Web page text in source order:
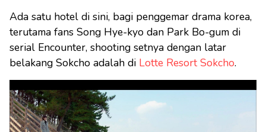
Ada satu hotel di sini, bagi penggemar drama korea,
terutama fans Song Hye-kyo dan Park Bo-gum di
serial Encounter, shooting setnya dengan latar
belakang Sokcho adalah di Lotte Resort Sokcho.